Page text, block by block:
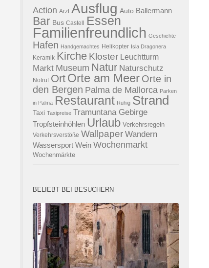
Action Arzt Ausflug Auto Ballermann
Bar Bus Castell Essen
Familienfreundlich Geschichte
Hafen Handgemachtes Helikopter Isla Dragonera
Keramik Kirche Kloster Leuchtturm
Markt Museum Natur Naturschutz
Notruf Ort Orte am Meer Orte in
den Bergen Palma de Mallorca Parken
in Palma Restaurant Ruhig Strand
Taxi Taxipreise Tramuntana Gebirge
Tropfsteinhöhlen Urlaub Verkehrsregeln
Verkehrsverstöße Wallpaper Wandern
Wassersport Wein Wochenmarkt
Wochenmärkte
BELIEBT BEI BESUCHERN